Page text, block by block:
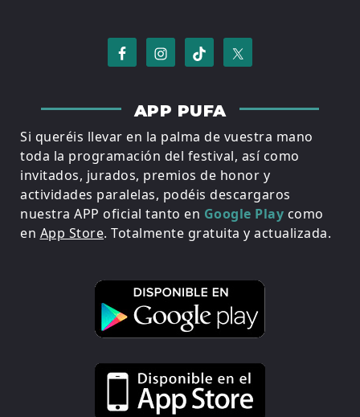
APP PUFA
Si queréis llevar en la palma de vuestra mano
toda la programación del festival, así como
invitados, jurados, premios de honor y
actividades paralelas, podéis descargaros
nuestra APP oficial tanto en Google Play como
en App Store. Totalmente gratuita y actualizada.